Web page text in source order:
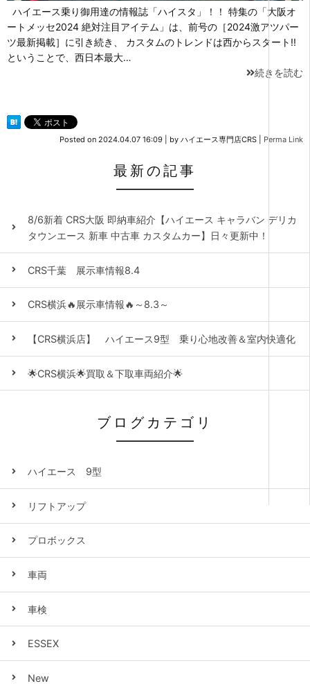
ハイエース乗り御用達の情報誌「ハイスタ」！！ 特集の「大阪オ
ートメッセ2024 絶対注目アイテム」は、前号の［2024激アツパー
ツ最新掲載］に引き続き、 カスタムのトレンドは西からスタート!!
ということで、西日本最大…
続きを読む
Posted on 2024.04.07 16:09 by ハイエース専門店CRS Perma Link
最新の記事
8/6新着 CRS大阪 即納車紹介【ハイエース キャラバン デリカ
タウンエース 新車 中古車 カスタムカー】日々更新中！
CRS千葉 展示車情報8.4
CRS横浜🔥展示車情報🔥～8.3～
【CRS横浜店】 ハイエース9型 乗り心地改善＆室内快適化
🌟CRS横浜🌟買取＆下取車両紹介🌟
ブログカテゴリ
ハイエース 9型
リフトアップ
プロボックス
車両
車検
ESSEX
New